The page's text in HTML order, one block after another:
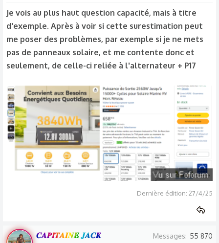
Je vois au plus haut question capacité, mais à titre
d'exemple. Après à voir si cette surestimation peut
me poser des problèmes, par exemple si je ne mets
pas de panneaux solaire, et me contente donc et
seulement, de celle-ci reliée à l'alternateur + P17
Dernière édition: 27/4/25
𝑪𝑨𝑷𝑰𝑻𝑨𝑰𝑵𝑬 𝑱𝑨𝑪𝑲 Messages 55 870